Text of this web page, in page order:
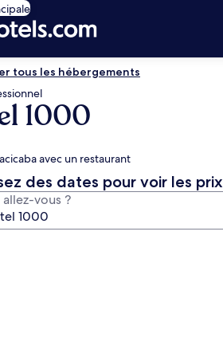
tous les hébergements
1000
avec un restaurant
des dates pour voir les prix
allez-vous ?